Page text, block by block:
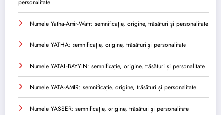
personalitate
Numele Yatha-Amir-Watr: semnificație, origine, trăsături și personalitate
Numele YATHA: semnificație, origine, trăsături și personalitate
Numele YATAL-BAYYIN: semnificație, origine, trăsături și personalitate
Numele YATA-AMIR: semnificație, origine, trăsături și personalitate
Numele YASSER: semnificație, origine, trăsături și personalitate